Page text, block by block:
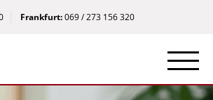
Frankfurt:069 / 273 156 320